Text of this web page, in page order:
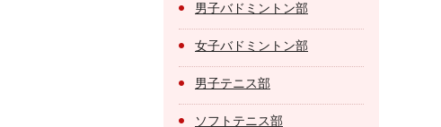
男子バドミントン部
女子バドミントン部
男子テニス部
ソフトテニス部